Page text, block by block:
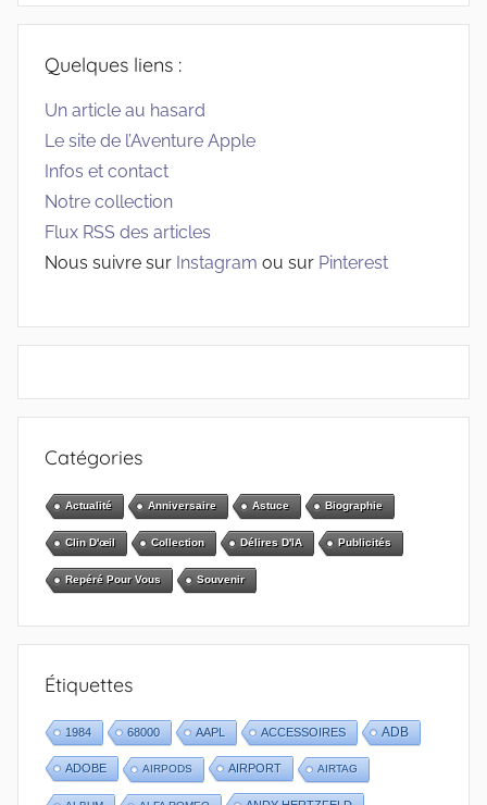
Quelques liens :
Un article au hasard
Le site de l’Aventure Apple
Infos et contact
Notre collection
Flux RSS des articles
Nous suivre sur Instagram ou sur Pinterest
Catégories
Actualité Anniversaire Astuce Biographie
Clin D'œil Collection Délires D'IA Publicités
Repéré Pour Vous Souvenir
Étiquettes
1984 68000 AAPL ACCESSOIRES ADB
ADOBE AIRPODS AIRPORT AIRTAG